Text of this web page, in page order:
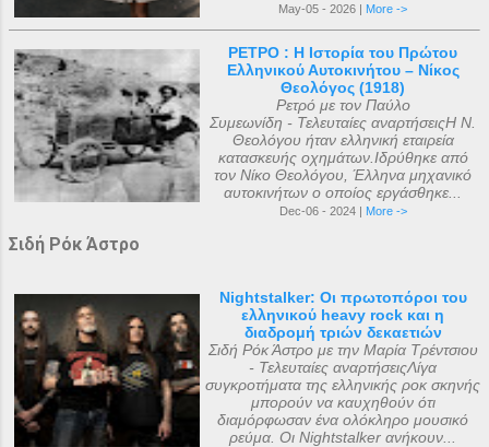
May-05 - 2026 | More ->
ΡΕΤΡΟ : Η Ιστορία του Πρώτου
Ελληνικού Αυτοκινήτου – Νίκος
Θεολόγος (1918)
Ρετρό με τον Παύλο
Συμεωνίδη - Τελευταίες αναρτήσειςΗ Ν.
Θεολόγου ήταν ελληνική εταιρεία
κατασκευής οχημάτων.Ιδρύθηκε από
τον Νίκο Θεολόγου, Έλληνα μηχανικό
αυτοκινήτων ο οποίος εργάσθηκε...
Dec-06 - 2024 | More ->
Σιδή Ρόκ Άστρο
Nightstalker: Οι πρωτοπόροι του
ελληνικού heavy rock και η
διαδρομή τριών δεκαετιών
Σιδή Ρόκ Άστρο με την Μαρία Τρέντσιου
- Τελευταίες αναρτήσειςΛίγα
συγκροτήματα της ελληνικής ροκ σκηνής
μπορούν να καυχηθούν ότι
διαμόρφωσαν ένα ολόκληρο μουσικό
ρεύμα. Οι Nightstalker ανήκουν...